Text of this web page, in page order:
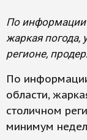
По информации
жаркая погода,
регионе,
По
области,
столичном
минимум